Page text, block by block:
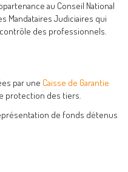
au Conseil National
Mandataires Judiciaires qui
des professionnels.
par une Caisse de Garantie
protection des tiers.
de fonds détenus